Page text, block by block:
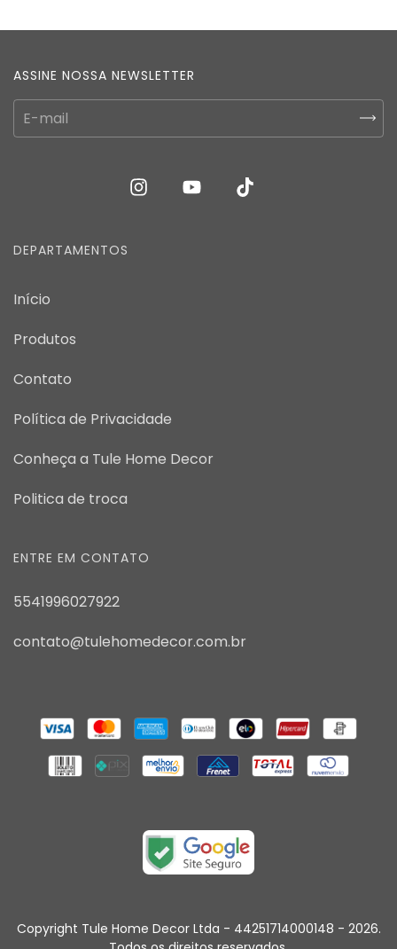
ASSINE NOSSA NEWSLETTER
DEPARTAMENTOS
Início
Produtos
Contato
Política de Privacidade
Conheça a Tule Home Decor
Politica de troca
ENTRE EM CONTATO
5541996027922
contato@tulehomedecor.com.br
Copyright Tule Home Decor Ltda - 44251714000148 - 2026.